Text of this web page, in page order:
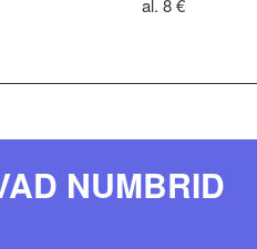
al. 8 €
NUMBRID